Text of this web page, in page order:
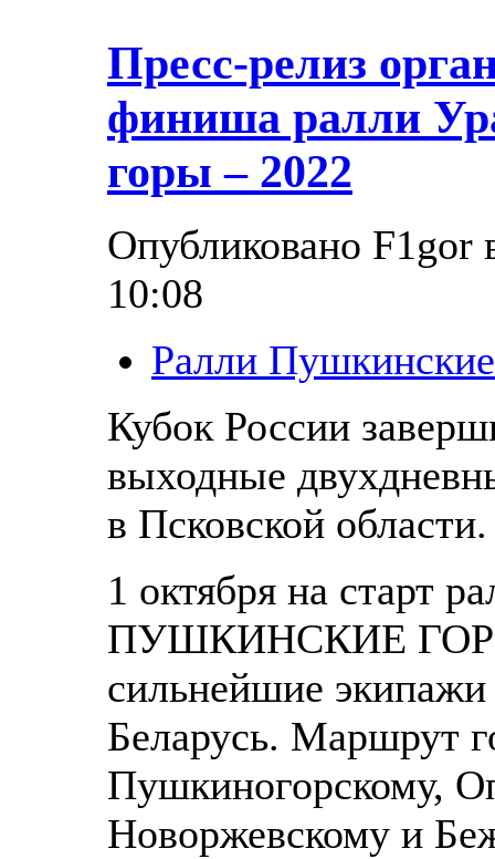
Пресс-релиз
финиша ралли
горы – 2022
Опубликовано F1gor
10:08
Ралли
Кубок России
выходные
в Псковской области.
1 октября на старт
ПУШКИНСКИЕ
сильнейшие
Беларусь. Маршрут
Пушкиногорскому,
Новоржевскому и